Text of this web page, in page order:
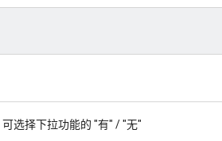
选择下拉功能的 "有" / "无"